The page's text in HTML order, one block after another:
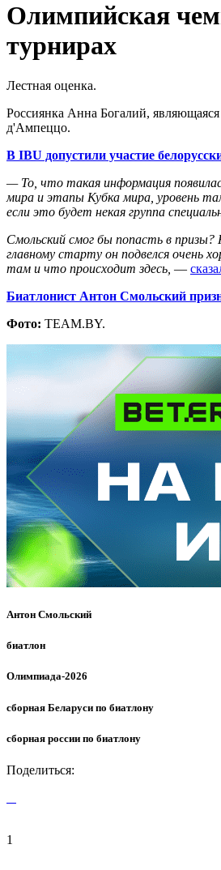
Олимпийская
турнирах
Лестная оценка.
Россиянка Анна Богалий,
д'Ампеццо.
В IBU допустили участие
— То, что такая информация
мира и этапы Кубка мира, уровень
если это будет некая группа
Смольский смог бы попасть в призы?
главному старту он подвелся
там и что происходит здесь, —
Биатлонист Антон Смольский
Фото: TEAM.BY.
Антон Смольский
биатлон
Олимпиада-2026
сборная Беларуси по биатлону
сборная россии по биатлону
Поделиться:
1